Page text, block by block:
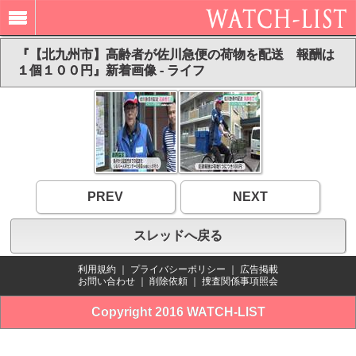
『【北九州市】高齢者が佐川急便の荷物を配送 報酬は
１個１００円』新着画像 - ライフ
PREV NEXT
スレッドへ戻る
利用規約 プライバシーポリシー
広告掲載
お問い合わせ
削除依頼 捜査関係事項照会
Copyright 2016 WATCH-LIST